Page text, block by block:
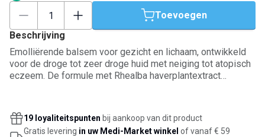
Toevoegen
Beschrijving
Emolliërende balsem voor gezicht en lichaam, ontwikkeld
voor de droge tot zeer droge huid met neiging tot atopisch
eczeem. De formule met Rhealba haverplantextract
de huid, versterkt ze de huidbarrière en ondersteunt ze het
evenwicht van het huidmicrobioom. Geschikt vanaf de
19 loyaliteitspunten bij aankoop van dit product
Gratis levering in uw Medi-Market winkel of vanaf € 59